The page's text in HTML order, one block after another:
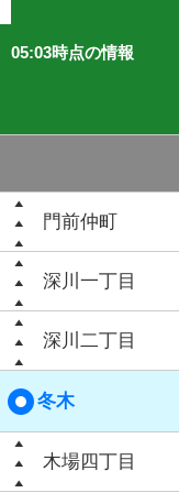
05:03時点の情報
門前仲町
深川一丁目
深川二丁目
冬木
木場四丁目